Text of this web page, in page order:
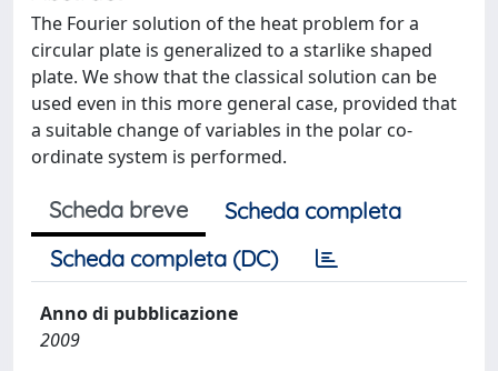
The Fourier solution of the heat problem for a
circular plate is generalized to a starlike shaped
plate. We show that the classical solution can be
used even in this more general case, provided that
a suitable change of variables in the polar co-
ordinate system is performed.
Scheda breve
Scheda completa
Scheda completa (DC)
Anno di pubblicazione
2009